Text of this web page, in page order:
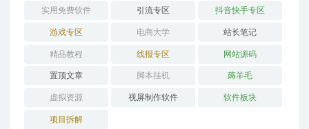
实用免费软件 引流专区 抖音快手专区
游戏专区 电商大学 站长笔记
精品教程 线报专区 网站源码
置顶文章 脚本挂机 薅羊毛
虚拟资源 视屏制作软件 软件板块
项目拆解